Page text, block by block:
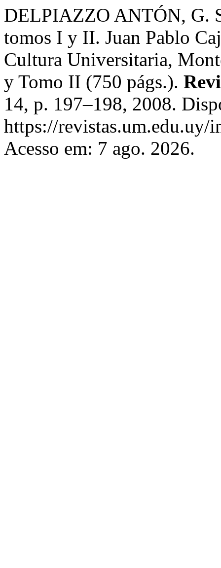
DELPIAZZO ANTÓN, G.
tomos I y II. Juan Pablo
Cultura Universitaria,
y Tomo II (750 págs.).
14, p. 197–198, 2008.
https://revistas.um.edu.uy/
Acesso em: 7 ago. 2026.